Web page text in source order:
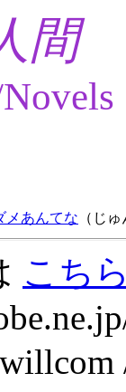
間
メあんてな （じ
こち